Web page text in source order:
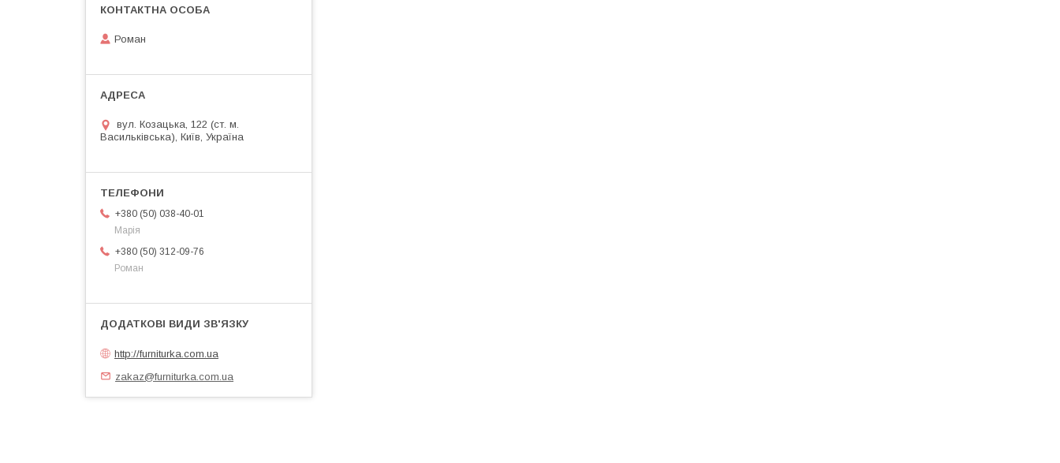
Роман
вул. Козацька, 122 (ст. м.
Васильківська), Київ, Україна
+380 (50) 038-40-01
Марія
+380 (50) 312-09-76
Роман
http://furniturka.com.ua
zakaz@furniturka.com.ua